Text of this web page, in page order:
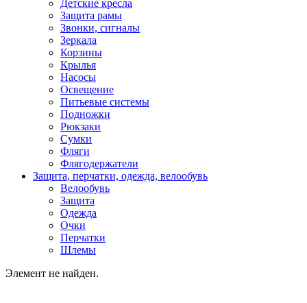
Детские кресла
Защита рамы
Звонки, сигналы
Зеркала
Корзины
Крылья
Насосы
Освещение
Питьевые системы
Подножки
Рюкзаки
Сумки
Фляги
Флягодержатели
Защита, перчатки, одежда, велообувь
Велообувь
Защита
Одежда
Очки
Перчатки
Шлемы
Элемент не найден.